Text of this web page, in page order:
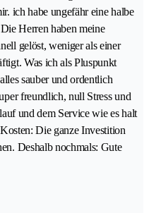
ich habe ungefähr eine halbe
Herren haben meine
gelöst, weniger als einer
Was ich als Pluspunkt
sauber und ordentlich
freundlich, null Stress und
und dem Service wie es halt
Die ganze Investition
Deshalb nochmals: Gute